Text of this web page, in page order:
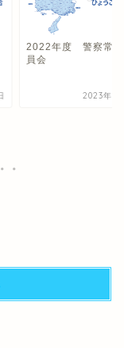
2022年度 警察常
員会
2023年3